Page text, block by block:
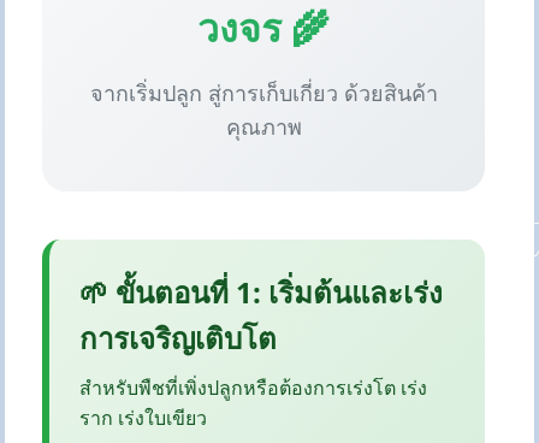
วงจร 🌾
จากเริ่มปลูก สู่การเก็บเกี่ยว ด้วยสินค้า
คุณภาพ
🌱 ขั้นตอนที่ 1: เริ่มต้นและเร่ง
การเจริญเติบโต
สำหรับพืชที่เพิ่งปลูกหรือต้องการเร่งโต เร่ง
ราก เร่งใบเขียว